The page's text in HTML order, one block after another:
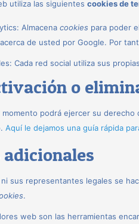
utiliza las siguientescookies de
Almacenacookies para poder
de usted por Google. Por
Cada red social utiliza sus
o
momento podrá ejercer su
Aquí le dejamos una guía rápida
adicionales
sus representantes legales se
.
web son las herramientas